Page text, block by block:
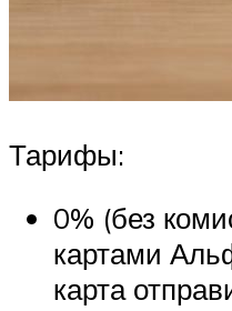
Тарифы:
0% (без
картами
карта